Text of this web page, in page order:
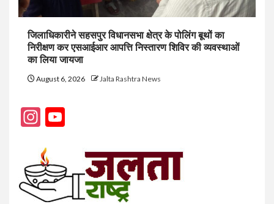
जिलाधिकारीने सहसपुर विधानसभा क्षेत्र के पोलिंग बूथों का
निरीक्षण कर एसआईआर आपत्ति निस्तारण शिविर की व्यवस्थाओं
का लिया जायजा
August 6, 2026 Jalta Rashtra News
Instagram